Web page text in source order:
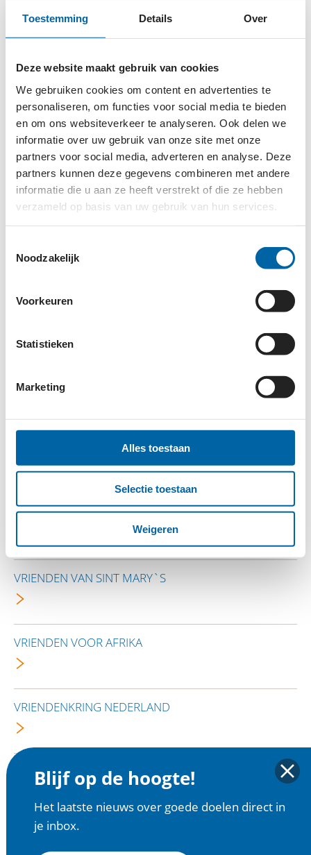
Toestemming Details Over
Deze website maakt gebruik van cookies
We gebruiken cookies om content en advertenties te
personaliseren, om functies voor social media te bieden
en om ons websiteverkeer te analyseren. Ook delen we
informatie over uw gebruik van onze site met onze
partners voor social media, adverteren en analyse. Deze
partners kunnen deze gegevens combineren met andere
informatie die u aan ze heeft verstrekt of die ze hebben
verzameld op basis van uw gebruik van hun services.
Noodzakelijk
Voorkeuren
Statistieken
Marketing
Alles toestaan
Selectie toestaan
Weigeren
heeft en in vrijheid kan leven. Zonder oorlog, zonder
Bekijk alle Goede Doelen in dit aandachtsgebied:
# A B C D E F G H I J K L M N O
Q
R S T U V W X Y Z
VELDWERK
VERBURG CHARITY FOUNDATION
VILLAGE OF PEACE
VRIENDEN VAN GGA (GOD'S GOLDEN ACRE)
VRIENDEN VAN SINT MARY`S
VRIENDEN VOOR AFRIKA
VRIENDENKRING NEDERLAND
VSOBlijf op de hoogte!
Het laatste nieuws over goede doelen direct in
je inbox.